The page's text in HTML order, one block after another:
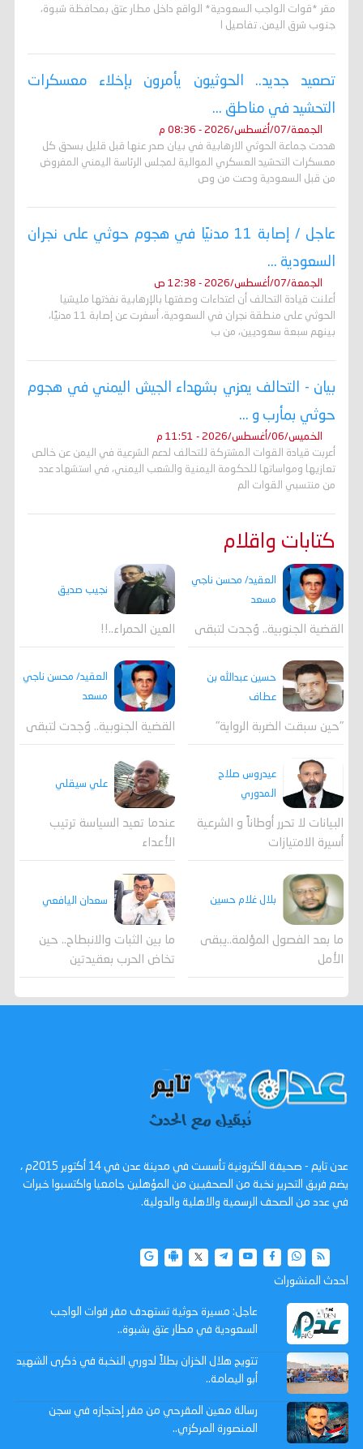
مقر *قوات الواجب السعودية* الواقع داخل مطار عتق بمحافظة شبوة،
جنوب شرق اليمن. تفاصيل ا
تصعيد جديد.. الحوثيون يأمرون بإخلاء معسكرات
التحشيد في مناطق ...
الجمعة/07/أغسطس/2026 - 08:36 م
هددت جماعة الحوثي الارهابية في بيان صدر عنها قبل قليل بسحق كل
معسكرات التحشيد العسكري الموالية لمجلس الرئاسة اليمني المفروض
من قبل السعودية ودعت من وص
عاجل / إصابة 11 مدنيًا في هجوم حوثي على نجران
السعودية ...
الجمعة/07/أغسطس/2026 - 12:38 ص
أعلنت قيادة التحالف أن اعتداءات وصفتها بالإرهابية نفذتها مليشيا
الحوثي على منطقة نجران في السعودية، أسفرت عن إصابة 11 مدنيًا،
بينهم سبعة سعوديين، من ب
بيان - التحالف يعزي بشهداء الجيش اليمني في هجوم
حوثي بمأرب و ...
الخميس/06/أغسطس/2026 - 11:51 م
أعربت قيادة القوات المشتركة للتحالف لدعم الشرعية في اليمن عن خالص
تعازيها ومواساتها للحكومة اليمنية والشعب اليمني، في استشهاد عدد
من منتسبي القوات الم
كتابات واقلام
العقيد/ محسن ناجي
مسعد
القضية الجنوبية.. وُجدت لتبقى
نجيب صديق
العين الحمراء..!!
حسين عبدالله بن
عطاف
"حين سبقت الضربة الرواية"
العقيد/ محسن ناجي
مسعد
القضية الجنوبية.. وُجدت لتبقى
عيدروس صلاح
المدوري
البيانات لا تحرر أوطاناً و الشرعية
أسيرة الامتيازات
علي سيقلي
عندما تعيد السياسة ترتيب
الأعداء
بلال غلام حسين
ما بعد الفصول المؤلمة..يبقى
الأمل
سعدان اليافعي
ما بين الثبات والانبطاح.. حين
تخاض الحرب بعقيدتين
عدن تايم - صحيفة الكترونية تأسست في مدينة عدن في 14 أكتوبر 2015م ،
يضم فريق التحرير نخبة من الصحفيين من المؤهلين جامعيا واكتسبوا خبرات
في عدد من الصحف الرسمية والاهلية والدولية.
احدث المنشورات
عاجل: مسيرة حوثية تستهدف مقر قوات الواجب
السعودية في مطار عتق بشبوة..
تتويج هلال الخزان بطلاً لدوري النخبة في ذكرى الشهيد
أبو اليمامة..
رسالة معين المقرحي من مقر إحتجازه في سجن
المنصورة المركزي..